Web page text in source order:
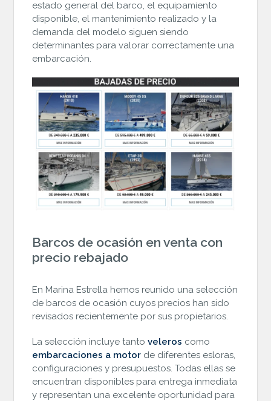
estado general del barco, el equipamiento
disponible, el mantenimiento realizado y la
demanda del modelo siguen siendo
determinantes para valorar correctamente una
embarcación.
Barcos de ocasión en venta con
precio rebajado
En Marina Estrella hemos reunido una selección
de barcos de ocasión cuyos precios han sido
revisados recientemente por sus propietarios.
La selección incluye tantoveleros como
embarcaciones a motor de diferentes esloras,
configuraciones y presupuestos. Todas ellas se
encuentran disponibles para entrega inmediata
y representan una excelente oportunidad para